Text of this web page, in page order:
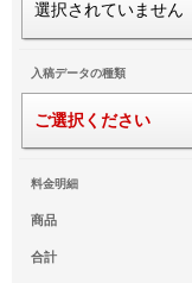
選択されていません
入稿データの種類
ご選択ください
料金明細
商品
合計